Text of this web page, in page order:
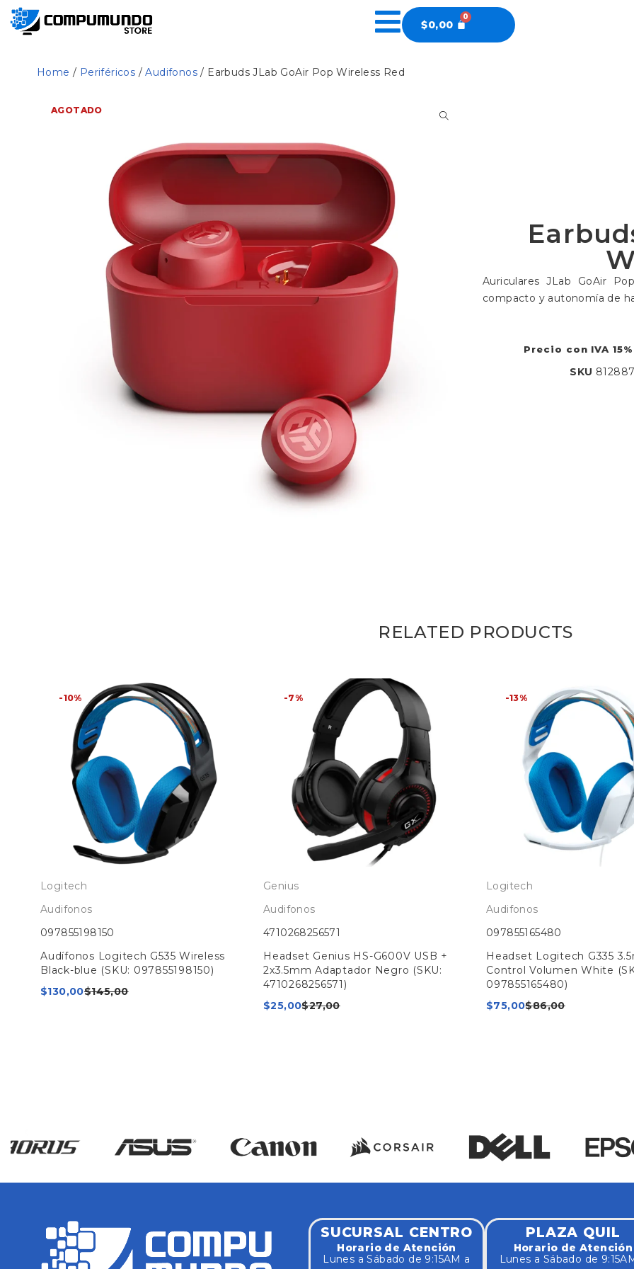
$0,00
Home / Periféricos /Audifonos / Earbuds JLab GoAir Pop Wireless Red
AGOTADO
Auriculares JLab GoAir
compacto y autonomía de
Precio con IVA
SKU
RELATED PRODUCTS
-10%
Logitech
Audifonos
097855198150
Audífonos Logitech G535 Wireless
Black-blue (SKU: 097855198150)
$145,00
$130,00
-7%
Genius
Audifonos
4710268256571
Headset Genius HS-G600V USB +
2x3.5mm Adaptador Negro (SKU:
4710268256571)
$27,00
$25,00
-13%
Logitech
Audifonos
097855165480
Headset Logitech G335
Control Volumen White
097855165480)
$86,00
$75,00
SUCURSAL CENTRO
Horario de Atención
Lunes a Sábado de 9:15AM a
PLAZA QUIL
Horario de Atención
Lunes a Sábado de